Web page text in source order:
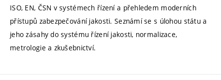
ISO, EN, ČSN v systémech řízení a přehledem moderních
přístupů zabezpečování jakosti. Seznámí se s úlohou státu a
jeho zásahy do systému řízení jakosti, normalizace,
metrologie a zkušebnictví.